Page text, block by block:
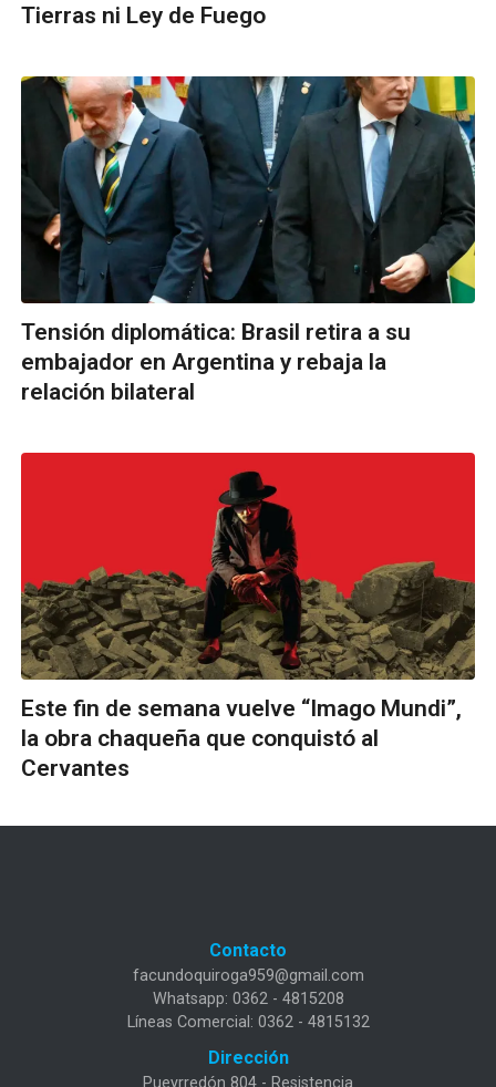
Tierras ni Ley de Fuego
Tensión diplomática: Brasil retira a su
embajador en Argentina y rebaja la
relación bilateral
Este fin de semana vuelve “Imago Mundi”,
la obra chaqueña que conquistó al
Cervantes
Contacto
facundoquiroga959@gmail.com
Whatsapp: 0362 - 4815208
Líneas Comercial: 0362 - 4815132
Dirección